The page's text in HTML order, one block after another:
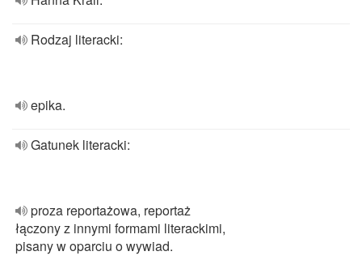
Rodzaj literacki:
epika.
Gatunek literacki:
proza reportażowa, reportaż
łączony z innymi formami literackimi,
pisany w oparciu o wywiad.